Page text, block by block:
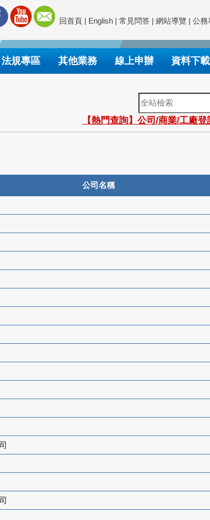
回首頁 | English | 常見問答 | 網站導覽 | 公務
法規專區 其他業務 線上申辦 資料下載
全
站
檢
索
【熱門查詢】公司/商業/工廠登
公司名稱